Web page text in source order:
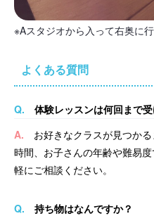
※Aスタジオから入って右奥に
よくある質問
Q. 体験レッスンは何回まで
A. お好きなクラスが見つかる
時間、お子さんの年齢や難易
軽にご相談ください。
Q. 持ち物はなんですか？